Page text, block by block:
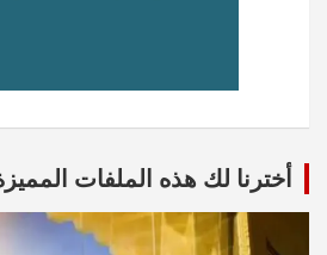
أخترنا لك هذه الملفات